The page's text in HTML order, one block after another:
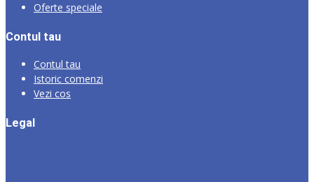
Oferte speciale
Contul tau
Contul tau
Istoric comenzi
Vezi cos
Legal